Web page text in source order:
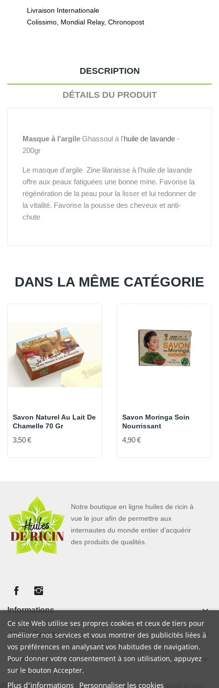
Livraison Internationale
Colissimo, Mondial Relay, Chronopost
DESCRIPTION
DÉTAILS DU PRODUIT
Masque à l'argile Ghassoul à l'huile de lavande -
200gr
Le masque d'argile Zine lilaraisse à l'huile de lavande
offre aux peaux fatiguées une bonne mine. Favorise la
régénération de la peau pour la lisser et lui redonner de
la vitalité. Favorise la pousse des cheveux et anti-
chute
DANS LA MÊME CATÉGORIE
Savon Naturel Au Lait De
Chamelle 70 Gr
3,50 €
Savon Moringa Soin
Nourrissant
4,90 €
Notre boutique en ligne huiles de ricin à
vue le jour afin de permettre aux
internautes du monde entier d’acquérir
des produits de qualités.
Informations keyboard_arrow_down
Accès Rapide keyboard_arrow_down
Newsletter keyboard_arrow_down
Marchand approuvé par la Société des Avis Garantis,cliquez ici pour
Ce site Web utilise ses propres cookies et ceux de tiers pour
améliorer nos services et vous montrer des publicités liées à
vos préférences en analysant vos habitudes de navigation.
Pour donner votre consentement à son utilisation, appuyez
sur le bouton Accepter.
Plus d'informations Personnaliser les cookies